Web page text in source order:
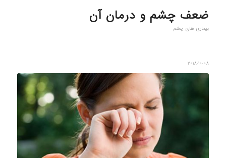
ضعف چشم و درمان آن
بیماری های چشم
2018-10-08